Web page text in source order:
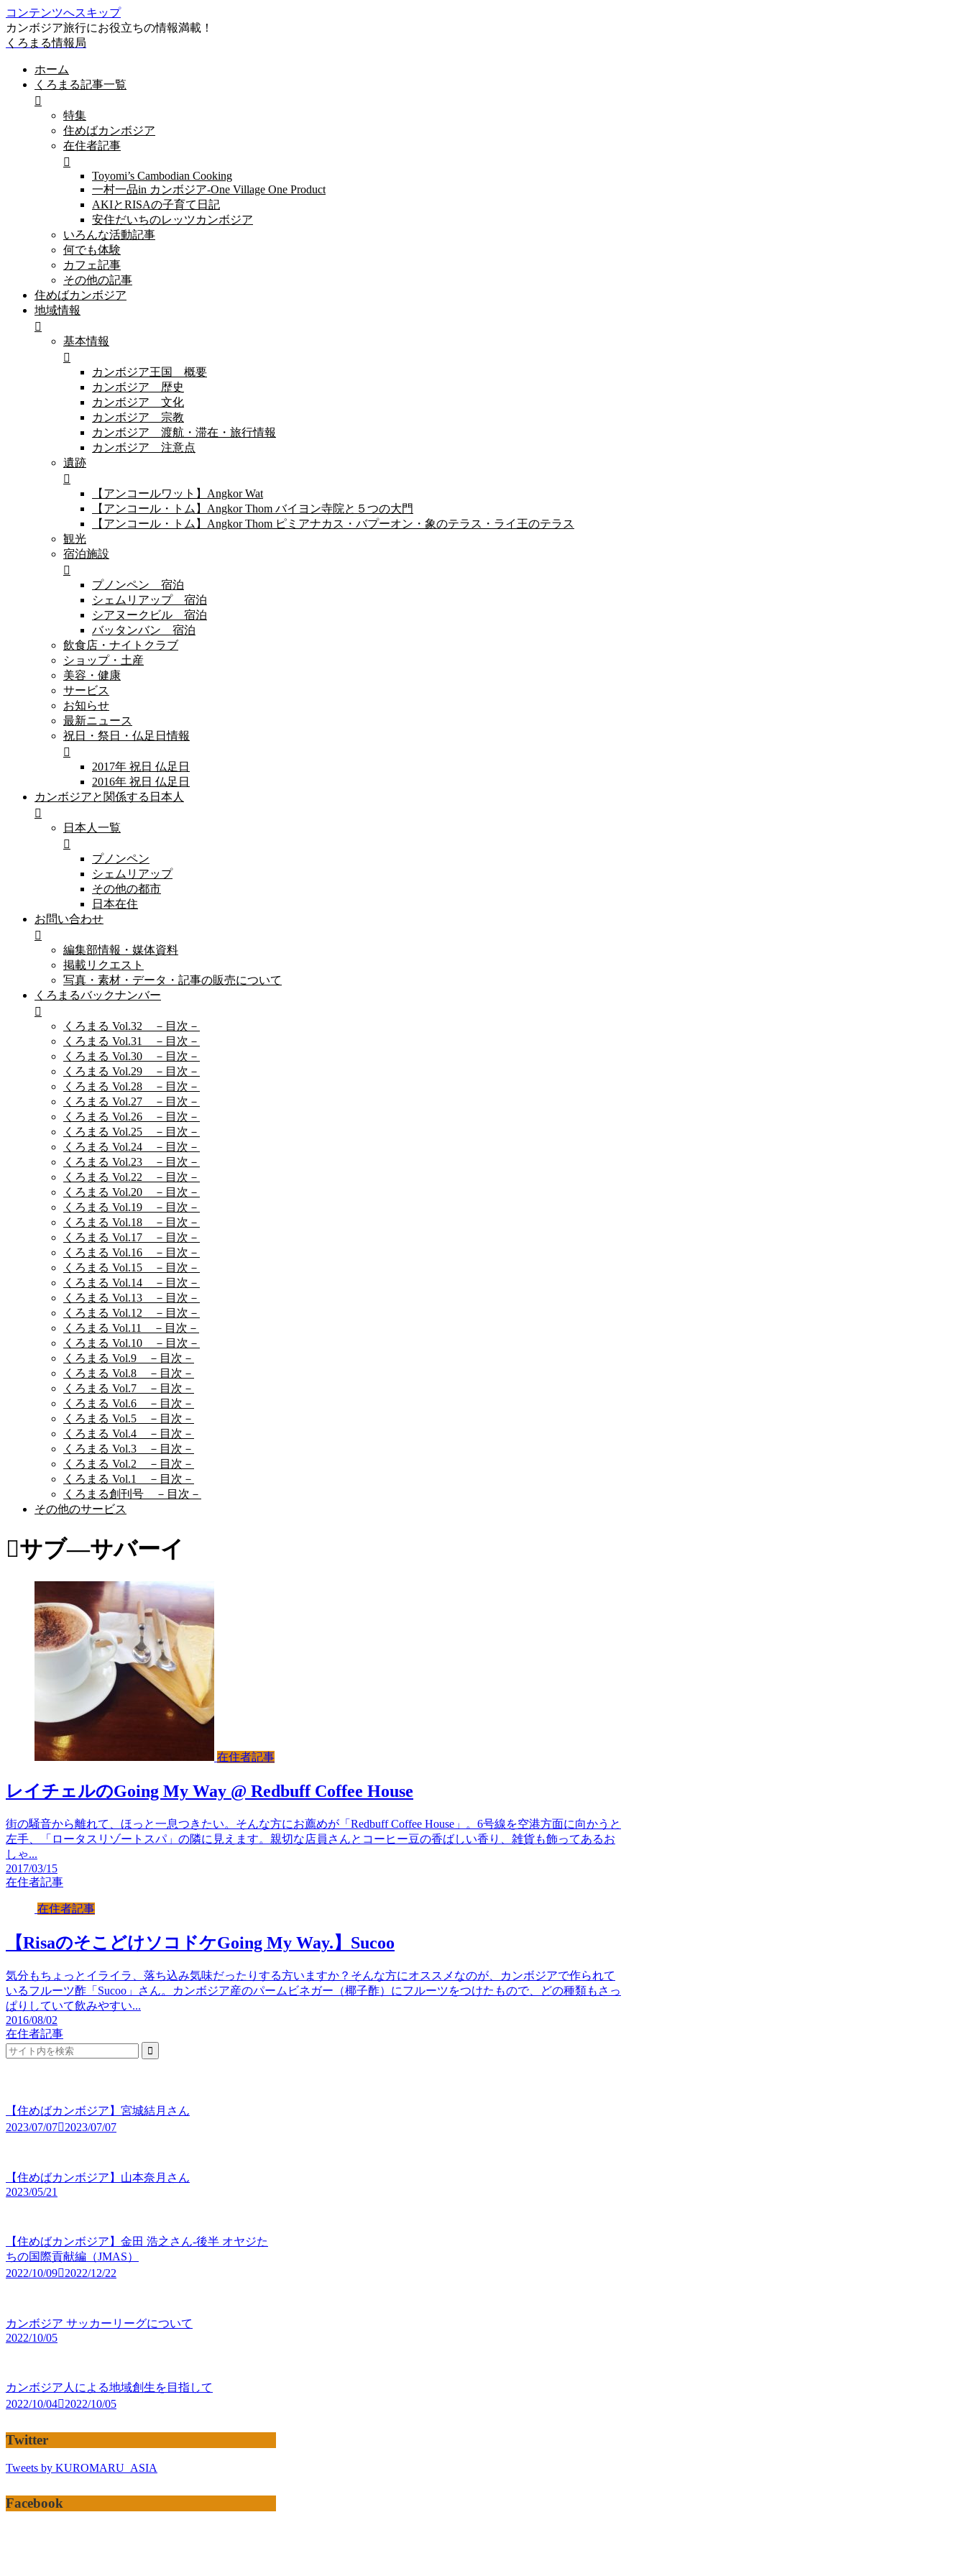
コンテンツへスキップ
カンボジア旅行にお役立ちの情報満載！
くろまる情報局
ホーム
くろまる記事一覧
特集
住めばカンボジア
在住者記事
Toyomi’s Cambodian Cooking
一村一品in カンボジア-One Village One Product
AKIとRISAの子育て日記
安住だいちのレッツカンボジア
いろんな活動記事
何でも体験
カフェ記事
その他の記事
住めばカンボジア
地域情報
基本情報
カンボジア王国 概要
カンボジア 歴史
カンボジア 文化
カンボジア 宗教
カンボジア 渡航・滞在・旅行情報
カンボジア 注意点
遺跡
【アンコールワット】Angkor Wat
【アンコール・トム】Angkor Thom バイヨン寺院と５つの大門
【アンコール・トム】Angkor Thom ピミアナカス・バプーオン・象のテラス・ライ王のテラス
観光
宿泊施設
プノンペン 宿泊
シェムリアップ 宿泊
シアヌークビル 宿泊
バッタンバン 宿泊
飲食店・ナイトクラブ
ショップ・土産
美容・健康
サービス
お知らせ
最新ニュース
祝日・祭日・仏足日情報
2017年 祝日 仏足日
2016年 祝日 仏足日
カンボジアと関係する日本人
日本人一覧
プノンペン
シェムリアップ
その他の都市
日本在住
お問い合わせ
編集部情報・媒体資料
掲載リクエスト
写真・素材・データ・記事の販売について
くろまるバックナンバー
くろまる Vol.32 －目次－
くろまる Vol.31 －目次－
くろまる Vol.30 －目次－
くろまる Vol.29 －目次－
くろまる Vol.28 －目次－
くろまる Vol.27 －目次－
くろまる Vol.26 －目次－
くろまる Vol.25 －目次－
くろまる Vol.24 －目次－
くろまる Vol.23 －目次－
くろまる Vol.22 －目次－
くろまる Vol.20 －目次－
くろまる Vol.19 －目次－
くろまる Vol.18 －目次－
くろまる Vol.17 －目次－
くろまる Vol.16 －目次－
くろまる Vol.15 －目次－
くろまる Vol.14 －目次－
くろまる Vol.13 －目次－
くろまる Vol.12 －目次－
くろまる Vol.11 －目次－
くろまる Vol.10 －目次－
くろまる Vol.9 －目次－
くろまる Vol.8 －目次－
くろまる Vol.7 －目次－
くろまる Vol.6 －目次－
くろまる Vol.5 －目次－
くろまる Vol.4 －目次－
くろまる Vol.3 －目次－
くろまる Vol.2 －目次－
くろまる Vol.1 －目次－
くろまる創刊号 －目次－
その他のサービス
サブ―サバーイ
在住者記事
レイチェルのGoing My Way @ Redbuff Coffee House
街の騒音から離れて、ほっと一息つきたい。そんな方にお薦めが「Redbuff Coffee House」。6号線を空港方面に向かうと
左手、「ロータスリゾートスパ」の隣に見えます。親切な店員さんとコーヒー豆の香ばしい香り、雑貨も飾ってあるお
しゃ...
2017/03/15
在住者記事
在住者記事
【RisaのそこどけソコドケGoing My Way.】Sucoo
気分もちょっとイライラ、落ち込み気味だったりする方いますか？そんな方にオススメなのが、カンボジアで作られて
いるフルーツ酢「Sucoo」さん。カンボジア産のパームビネガー（椰子酢）にフルーツをつけたもので、どの種類もさっ
ぱりしていて飲みやすい...
2016/08/02
在住者記事
【住めばカンボジア】宮城結月さん
2023/07/07
2023/07/07
【住めばカンボジア】山本奈月さん
2023/05/21
【住めばカンボジア】金田 浩之さん-後半 オヤジた
ちの国際貢献編（JMAS）
2022/10/09
2022/12/22
カンボジア サッカーリーグについて
2022/10/05
カンボジア人による地域創生を目指して
2022/10/04
2022/10/05
Twitter
Tweets by KUROMARU_ASIA
Facebook